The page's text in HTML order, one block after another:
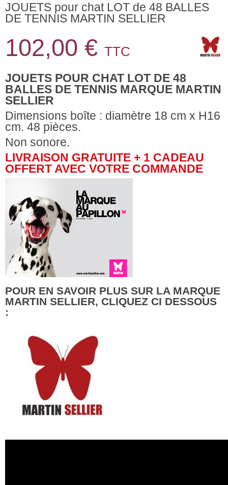
JOUETS pour chat LOT de 48 BALLES
DE TENNIS MARTIN SELLIER
102,00 € TTC
JOUETS POUR CHAT LOT DE 48
BALLES DE TENNIS MARQUE MARTIN
SELLIER
Dimensions boîte : diamètre 18 cm x H16
cm. 48 pièces.
Non sonore.
LIVRAISON GRATUITE + 1 CADEAU
OFFERT AVEC VOTRE COMMANDE
POUR EN SAVOIR PLUS SUR LA MARQUE
MARTIN SELLIER, CLIQUEZ CI DESSOUS
: